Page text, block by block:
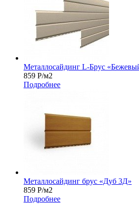
Металлосайдинг L-Брус
859 Р/м2
Подробнее
Металлосайдинг брус «Дуб 3Д»
859 Р/м2
Подробнее